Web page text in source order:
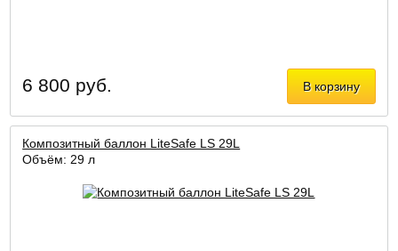
В корзину
6 800 руб.
Композитный баллон LiteSafe LS 29L
Объём: 29 л